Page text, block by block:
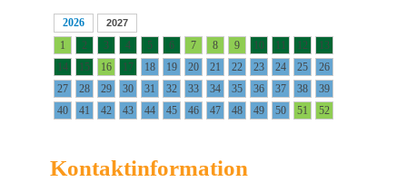
2026 2027
1 2 3 4 5 6 7 8 9 10 11 12
13
14
15 16 17 18 19 20 21 22 23 24 25
26
27
28 29 30 31 32 33 34 35 36 37 38
39
40
41 42 43 44 45 46 47 48 49 50 51 52
Kontaktinformation